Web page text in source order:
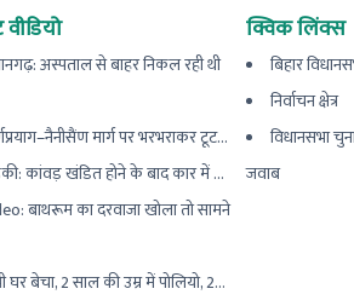
अस्पताल से बाहर निकल रही थी
मार्ग पर भरभराकर टूट...
कांवड़ खंडित होने के बाद कार में ...
बाथरूम का दरवाजा खोला तो सामने
घर बेचा, 2 साल की उम्र में पोलियो, 2...
क्विक लिंक्स
बिहार
निर्वाचन क्षेत्र
विधानसभा
जवाब